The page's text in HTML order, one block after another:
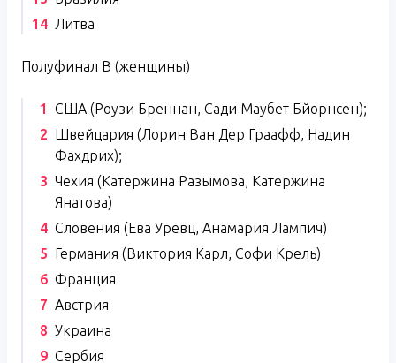
Литва
Полуфинал B (женщины)
США (Роузи Бреннан, Сади Маубет Бйорнсен);
Швейцария (Лорин Ван Дер Граафф, Надин
Фахдрих);
Чехия (Катержина Разымова, Катержина
Янатова)
Словения (Ева Уревц, Анамария Лампич)
Германия (Виктория Карл, Софи Крель)
Франция
Австрия
Украина
Сербия